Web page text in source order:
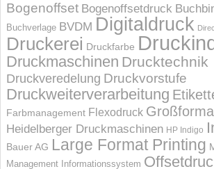
Bogenoffset Bogenoffsetdruck
Buchverlage BVDM Digitaldruck
Druckerei Druckfarbe
Druckmaschinen Drucktechnik
Druckveredelung Druckvorstufe
Druckweiterverarbeitung
Farbmanagement Flexodruck
Heidelberger Druckmaschinen HP Indigo
Bauer AG Large Format Printing
Management Informations­system